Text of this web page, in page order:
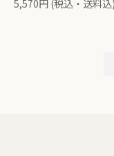
5,570円 (税込・送料込)